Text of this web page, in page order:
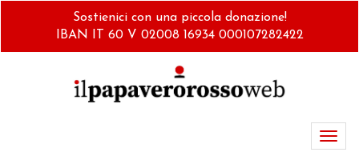
Sostienici con una piccola donazione!
IBAN IT 60 V 02008 16934 000107282422